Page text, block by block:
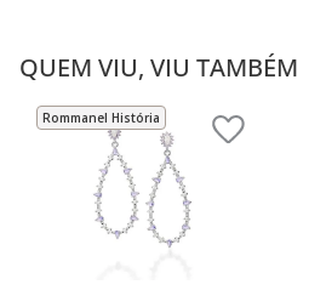
QUEM VIU, VIU TAMBÉM
Rommanel História